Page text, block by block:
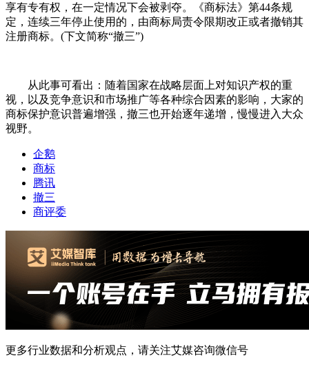
享有专有权，在一定情况下会被剥夺。《商标法》第44条规
定，连续三年停止使用的，由商标局责令限期改正或者撤销其
注册商标。(下文简称“撤三”)
从此事可看出：随着国家在战略层面上对知识产权的重
视，以及竞争意识和市场推广等各种综合因素的影响，大家的
商标保护意识普遍增强，撤三也开始逐年递增，慢慢进入大众
视野。
企鹅
商标
腾讯
撤三
商评委
更多行业数据和分析观点，请关注艾媒咨询微信号